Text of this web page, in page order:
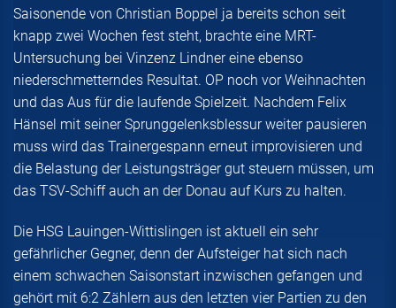
Saisonende von Christian Boppel ja bereits schon seit
knapp zwei Wochen fest steht, brachte eine MRT-
Untersuchung bei Vinzenz Lindner eine ebenso
niederschmetterndes Resultat. OP noch vor Weihnachten
und das Aus für die laufende Spielzeit. Nachdem Felix
Hänsel mit seiner Sprunggelenksblessur weiter pausieren
muss wird das Trainergespann erneut improvisieren und
die Belastung der Leistungsträger gut steuern müssen, um
das TSV-Schiff auch an der Donau auf Kurs zu halten.
Die HSG Lauingen-Wittislingen ist aktuell ein sehr
gefährlicher Gegner, denn der Aufsteiger hat sich nach
einem schwachen Saisonstart inzwischen gefangen und
gehört mit 6:2 Zählern aus den letzten vier Partien zu den